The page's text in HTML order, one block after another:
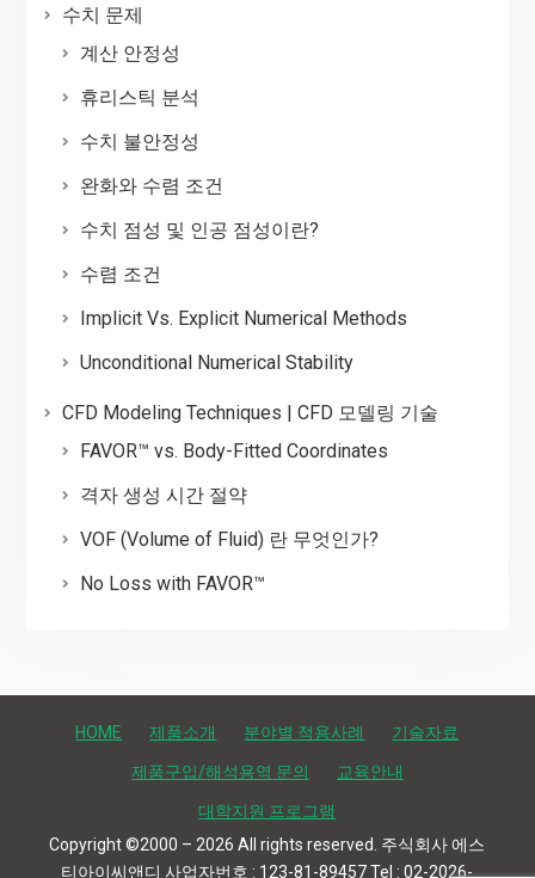
수치 문제
계산 안정성
휴리스틱 분석
수치 불안정성
완화와 수렴 조건
수치 점성 및 인공 점성이란?
수렴 조건
Implicit Vs. Explicit Numerical Methods
Unconditional Numerical Stability
CFD Modeling Techniques | CFD 모델링 기술
FAVOR™ vs. Body-Fitted Coordinates
격자 생성 시간 절약
VOF (Volume of Fluid) 란 무엇인가?
No Loss with FAVOR™
HOME 제품소개 분야별 적용사례 기술자료
제품구입/해석용역 문의 교육안내
대학지원 프로그램
Copyright ©2000 – 2026 All rights reserved. 주식회사 에스
티아이씨앤디 사업자번호 : 123-81-89457 Tel : 02-2026-